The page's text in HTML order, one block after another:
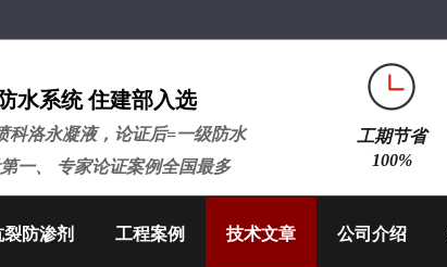
水系统 住建部入选
科洛永凝液，论证后=一级防水
一、 专家论证案例全国最多
工期节省
100%
防渗剂 工程案例 技术文章 公司介绍